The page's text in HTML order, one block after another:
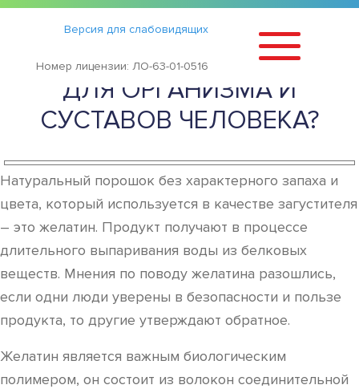
Версия для слабовидящих
Номер лицензии: ЛО-63-01-0516
Статьи ›
ЧЕМ ПОЛЕЗЕН ЖЕЛАТИН
ДЛЯ ОРГАНИЗМА И
СУСТАВОВ ЧЕЛОВЕКА?
Натуральный порошок без характерного запаха и
цвета, который используется в качестве загустителя
– это желатин. Продукт получают в процессе
длительного выпаривания воды из белковых
веществ. Мнения по поводу желатина разошлись,
если одни люди уверены в безопасности и пользе
продукта, то другие утверждают обратное.
Желатин является важным биологическим
полимером, он состоит из волокон соединительной